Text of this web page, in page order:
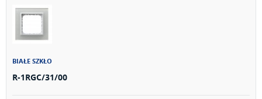
BIAŁE SZKŁO
R-1RGC/31/00